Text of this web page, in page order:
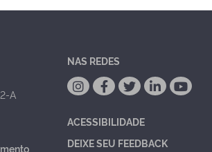
A
NAS REDES
ACESSIBILIDADE
DEIXE SEU FEEDBACK